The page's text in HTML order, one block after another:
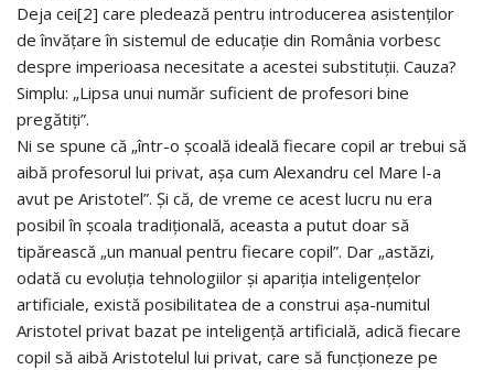
Deja cei[2] care pledează pentru introducerea asistenților
de învățare în sistemul de educație din România vorbesc
despre imperioasa necesitate a acestei substituții. Cauza?
Simplu: „Lipsa unui număr suficient de profesori bine
pregătiți”.
Ni se spune că „într-o școală ideală fiecare copil ar trebui să
aibă profesorul lui privat, așa cum Alexandru cel Mare l-a
avut pe Aristotel”. Și că, de vreme ce acest lucru nu era
posibil în școala tradițională, aceasta a putut doar să
tipărească „un manual pentru fiecare copil”. Dar „astăzi,
odată cu evoluția tehnologiilor și apariția inteligențelor
artificiale, există posibilitatea de a construi așa-numitul
Aristotel privat bazat pe inteligență artificială, adică fiecare
copil să aibă Aristotelul lui privat, care să funcționeze pe